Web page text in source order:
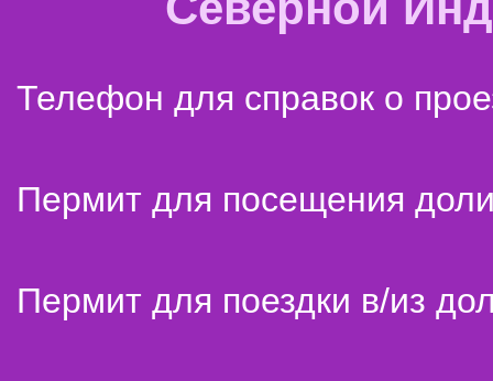
Телефон для справок о
Пермит для посещения
Пермит для поездки в/из